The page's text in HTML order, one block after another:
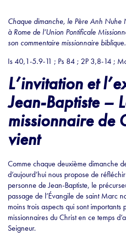
Chaque dimanche, le Père Anh Nuhe
à Rome de l’Union Pontificale
son commentaire missionnaire biblique.
Is 40,1-5.9-11 ; Ps 84 ; 2P 3,8-14 ;
L’invitation et
Jean-Baptiste –
missionnaire de
vient
Comme chaque deuxième dimanche
d’aujourd’hui nous propose de
personne de Jean-Baptiste, le
passage de l’Évangile de saint Marc
moins trois aspects qui sont
missionnaires du Christ en ce temps
Seigneur.